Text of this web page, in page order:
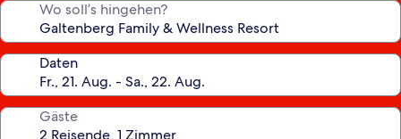
Wo soll’s hingehen?
Daten
Gäste